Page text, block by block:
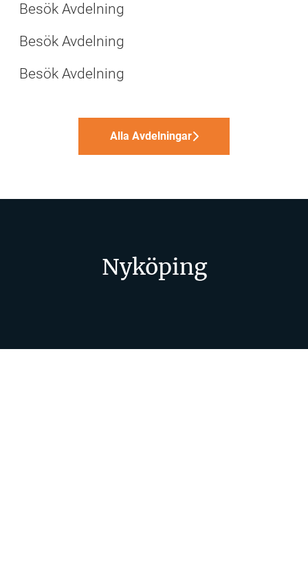
Besök Avdelning
Besök Avdelning
Besök Avdelning
Alla Avdelningar
Nyköping